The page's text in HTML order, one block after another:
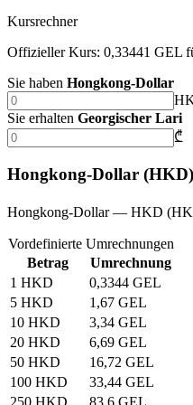
Kursrechner
Offizieller Kurs: 0,33441 GEL
Sie haben Hongkong-Dollar
Sie erhalten Georgischer Lari
₾
Hongkong-Dollar
Hongkong-Dollar — HKD
Vordefinierte Umrechnungen
Betrag
Umrechnung
1 HKD
0,3344 GEL
5 HKD
1,67 GEL
10 HKD
3,34 GEL
20 HKD
6,69 GEL
50 HKD
16,72 GEL
100 HKD
33,44 GEL
250 HKD
83,6 GEL